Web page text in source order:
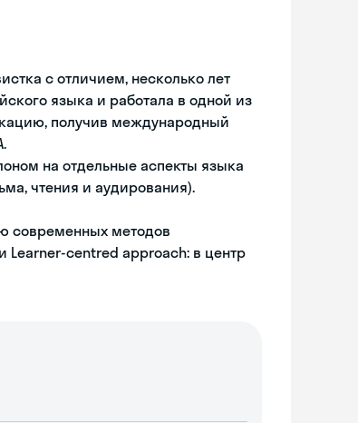
с отличием, несколько лет
языка и работала в одной из
получив международный
на отдельные аспекты языка
чтения и аудирования).
современных методов
Learner-centred approach: в центр